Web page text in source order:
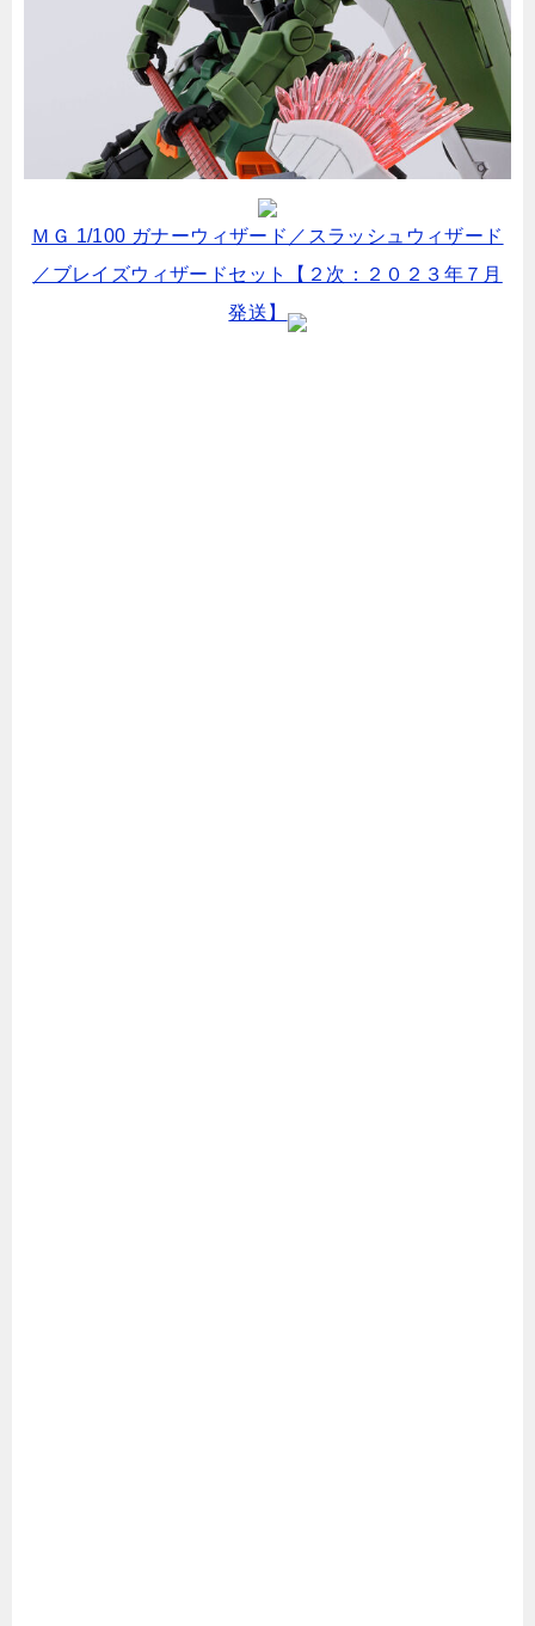
ＭＧ 1/100 ガナーウィザード／スラッシュウィザード
／ブレイズウィザードセット【２次：２０２３年７月
発送】